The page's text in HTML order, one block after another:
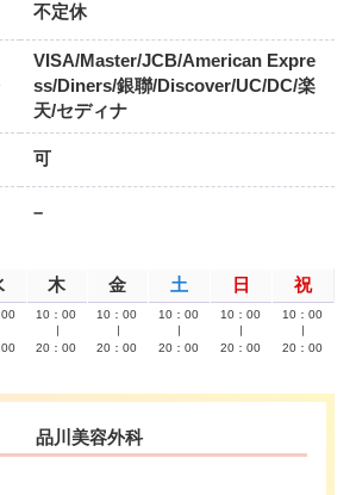
不定休
VISA/Master/JCB/American Expre
ss/Diners/銀聯/Discover/UC/DC/楽
天/セディナ
可
–
木 金 土 日 祝
00
10：00
20：00
10：00
20：00
10：00
20：00
10：00
20：00
10：00
20：00
品川美容外科